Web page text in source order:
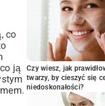
co
ją
Czy wiesz, jak
twarzy, by cieszyć się
niedoskonałości?